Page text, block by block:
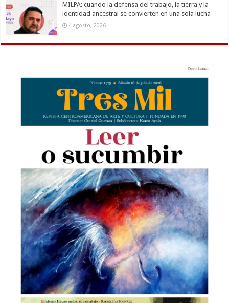
MILPA: cuando la defensa del trabajo, la tierra y la
identidad ancestral se convierten en una sola lucha
4 agosto, 2026